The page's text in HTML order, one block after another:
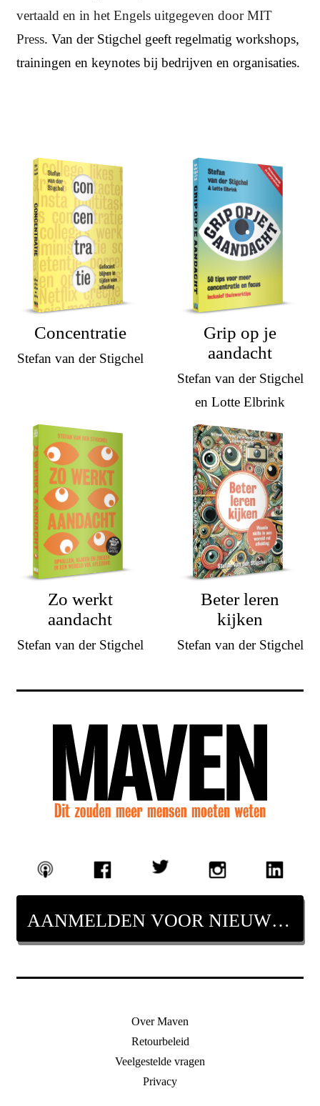
vertaald en in het Engels uitgegeven door MIT
Press. Van der Stigchel geeft regelmatig workshops,
trainingen en keynotes bij bedrijven en organisaties.
Concentratie
Stefan van der Stigchel
Grip op je
aandacht
Stefan van der Stigchel
en Lotte Elbrink
Zo werkt
aandacht
Stefan van der Stigchel
Beter leren
kijken
Stefan van der Stigchel
AANMELDEN VOOR NIEUWSBRIEF
Over Maven
Retourbeleid
Veelgestelde vragen
Privacy